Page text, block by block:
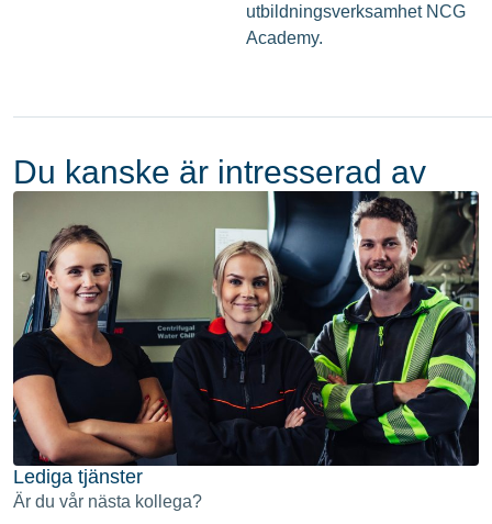
utbildningsverksamhet NCG
Academy.
Du kanske är intresserad av
Lediga tjänster
Är du vår nästa kollega?